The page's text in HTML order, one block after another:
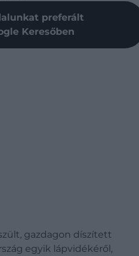
preferált
Keresőben
gazdagon díszített
egyik lápvidékéről,